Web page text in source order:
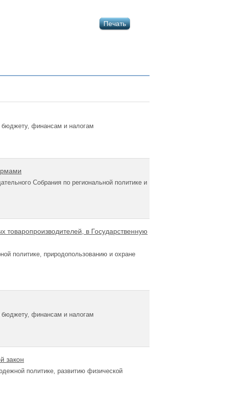
Печать
бюджету, финансам и налогам
Собрания по региональной политике и
в Государственную
политике, природопользованию и охране
бюджету, финансам и налогам
закон
политике, развитию физической